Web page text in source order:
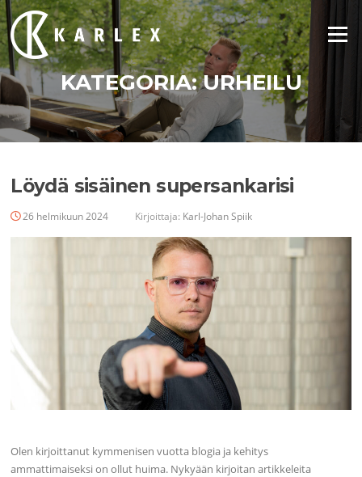
Siirry
suoraan
sisältöön
Valikko
KATEGORIA:URHEILU
Löydä sisäinen supersankarisi
26 helmikuun 2024 Kirjoittaja: Karl-Johan Spiik
Olen kirjoittanut kymmenisen vuotta blogia ja kehitys
ammattimaiseksi on ollut huima. Nykyään kirjoitan artikkeleita